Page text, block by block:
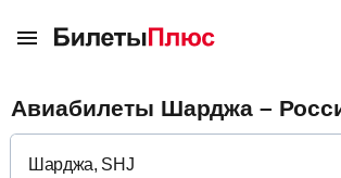
Авиабилеты Шарджа –